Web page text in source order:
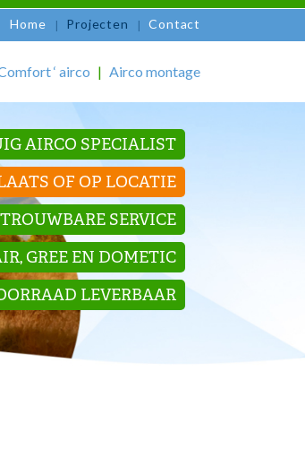
Home Projecten Contact
‘ airco Airco montage
AIRCO SPECIALIST
OF OP LOCATIE
SERVICE
GREE EN DOMETIC
LEVERBAAR